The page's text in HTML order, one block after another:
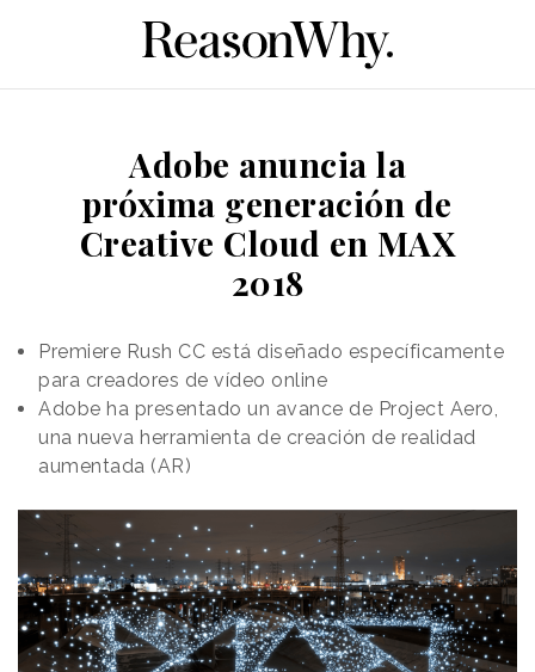
Adobe anuncia la
próxima generación de
Creative Cloud en MAX
2018
Premiere Rush CC está diseñado específicamente
para creadores de vídeo online
Adobe ha presentado un avance de Project Aero,
una nueva herramienta de creación de realidad
aumentada (AR)